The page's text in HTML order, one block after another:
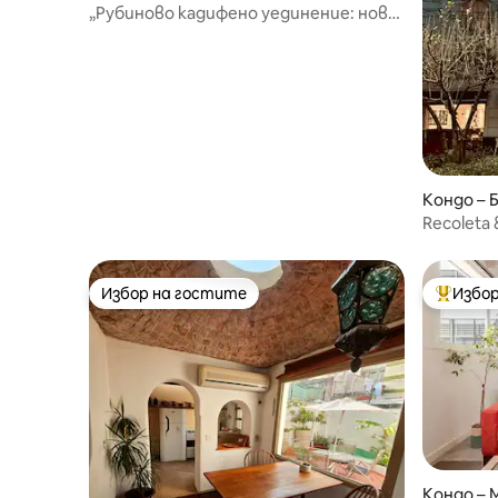
„Рубиново кадифено уединение: нова
Кондо –
Recoleta
Избор на гостите
Избор на гостите Най-